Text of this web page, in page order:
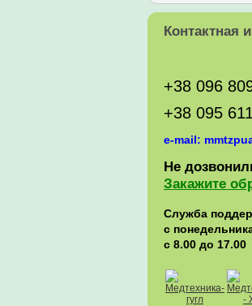
Контактная
+38 096
+38 095
e-mail:
Не
Закажите
Служба
с
с 8.00 до 17.00